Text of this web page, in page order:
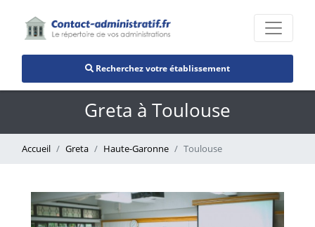
Recherchez votre établissement
Greta à Toulouse
Accueil Greta Haute-Garonne Toulouse